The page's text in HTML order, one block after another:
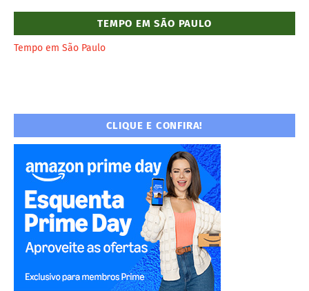
TEMPO EM SÃO PAULO
Tempo em São Paulo
CLIQUE E CONFIRA!